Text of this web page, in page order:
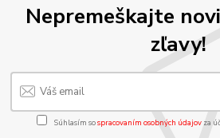
Nepremeškajte
zľavy!
Súhlasím sospracovaním osobných údajov za